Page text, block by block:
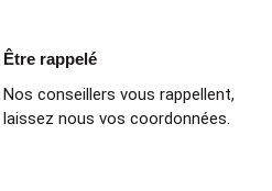
Être rappelé
Nos conseillers vous rappellent,
laissez nous vos coordonnées.